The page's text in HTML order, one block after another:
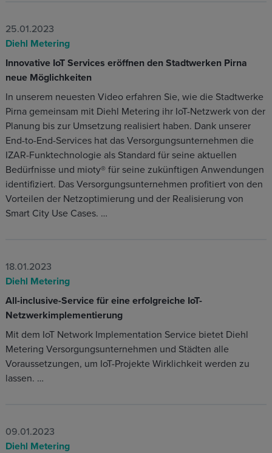
25.01.2023
Diehl Metering
Innovative IoT Services eröffnen den Stadtwerken Pirna
neue Möglichkeiten
In unserem neuesten Video erfahren Sie, wie die Stadtwerke
Pirna gemeinsam mit Diehl Metering ihr IoT-Netzwerk von der
Planung bis zur Umsetzung realisiert haben. Dank unserer
End-to-End-Services hat das Versorgungsunternehmen die
IZAR-Funktechnologie als Standard für seine aktuellen
Bedürfnisse und mioty® für seine zukünftigen Anwendungen
identifiziert. Das Versorgungsunternehmen profitiert von den
Vorteilen der Netzoptimierung und der Realisierung von
Smart City Use Cases. …
18.01.2023
Diehl Metering
All-inclusive-Service für eine erfolgreiche IoT-
Netzwerkimplementierung
Mit dem IoT Network Implementation Service bietet Diehl
Metering Versorgungsunternehmen und Städten alle
Voraussetzungen, um IoT-Projekte Wirklichkeit werden zu
lassen. …
09.01.2023
Diehl Metering